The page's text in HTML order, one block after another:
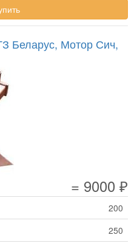
Беларус, Мотор Сич,
= 9000 ₽
200
250